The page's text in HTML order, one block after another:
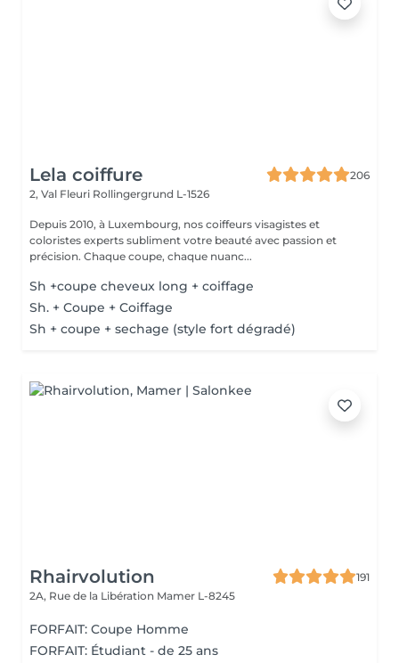
Lela coiffure
206
2, Val Fleuri Rollingergrund L-1526
Depuis 2010, à Luxembourg, nos coiffeurs visagistes et
coloristes experts subliment votre beauté avec passion et
précision. Chaque coupe, chaque nuanc...
Sh +coupe cheveux long + coiffage
Sh. + Coupe + Coiffage
Sh + coupe + sechage (style fort dégradé)
Rhairvolution
191
2A, Rue de la Libération Mamer L-8245
FORFAIT: Coupe Homme
FORFAIT: Étudiant - de 25 ans